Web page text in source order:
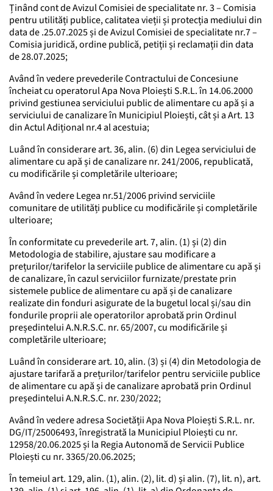
Ținând cont de Avizul Comisiei de specialitate nr. 3 – Comisia
pentru utilități publice, calitatea vieții și protecția mediului din
data de .25.07.2025 și de Avizul Comisiei de specialitate nr.7 –
Comisia juridică, ordine publică, petiții și reclamații din data
de 28.07.2025;
Având în vedere prevederile Contractului de Concesiune
încheiat cu operatorul Apa Nova Ploiești S.R.L. în 14.06.2000
privind gestiunea serviciului public de alimentare cu apă și a
serviciului de canalizare în Municipiul Ploiești, cât și a Art. 13
din Actul Adițional nr.4 al acestuia;
Luând în considerare art. 36, alin. (6) din Legea serviciului de
alimentare cu apă și de canalizare nr. 241/2006, republicată,
cu modificările și completările ulterioare;
Având în vedere Legea nr.51/2006 privind serviciile
comunitare de utilități publice cu modificările și completările
ulterioare;
În conformitate cu prevederile art. 7, alin. (1) și (2) din
Metodologia de stabilire, ajustare sau modificare a
prețurilor/tarifelor la serviciile publice de alimentare cu apă și
de canalizare, în cazul serviciilor furnizate/prestate prin
sistemele publice de alimentare cu apă și de canalizare
realizate din fonduri asigurate de la bugetul local și/sau din
fondurile proprii ale operatorilor aprobată prin Ordinul
președintelui A.N.R.S.C. nr. 65/2007, cu modificările și
completările ulterioare;
Luând în considerare art. 10, alin. (3) și (4) din Metodologia de
ajustare tarifară a prețurilor/tarifelor pentru serviciile publice
de alimentare cu apă și de canalizare aprobată prin Ordinul
președintelui A.N.R.S.C. nr. 230/2022;
Având în vedere adresa Societății Apa Nova Ploiești S.R.L. nr.
DG/IT/25006493, înregistrată la Municipiul Ploiești cu nr.
12958/20.06.2025 și la Regia Autonomă de Servicii Publice
Ploiești cu nr. 3365/20.06.2025;
În temeiul art. 129, alin. (1), alin. (2), lit. d) și alin. (7), lit. n), art.